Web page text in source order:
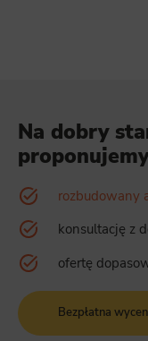
Na dobry
rozbudowany
konsultację z
ofertę
Bezpłatna